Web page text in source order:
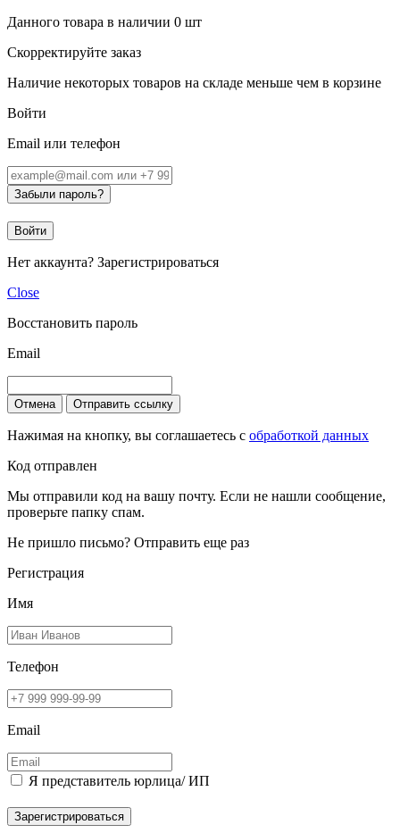
Данного товара в наличии 0 шт
Скорректируйте заказ
Наличие некоторых товаров на складе меньше чем в корзине
Войти
Email или телефон
Забыли пароль?
Войти
Нет аккаунта? Зарегистрироваться
Close
Восстановить пароль
Email
Отмена Отправить ссылку
Нажимая на кнопку, вы соглашаетесь с обработкой данных
Код отправлен
Мы отправили код на вашу почту. Если не нашли сообщение,
проверьте папку спам.
Не пришло письмо? Отправить еще раз
Регистрация
Имя
Телефон
Email
Я представитель юрлица/ ИП
Зарегистрироваться